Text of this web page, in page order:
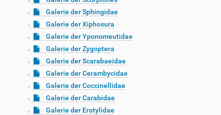
Galerie der Sphingidae
Galerie der Xiphosura
Galerie der Yponomeutidae
Galerie der Zygoptera
Galerie der Scarabaeidae
Galerie der Cerambycidae
Galerie der Coccinellidae
Galerie der Carabidae
Galerie der Erotylidae